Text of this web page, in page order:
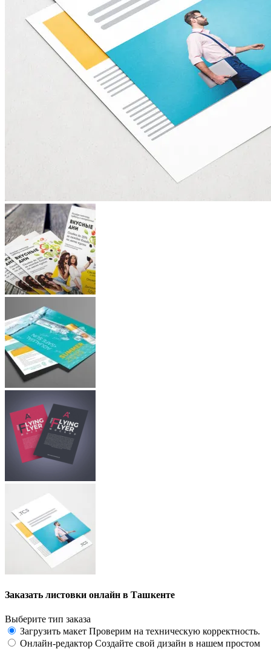
Заказать листовки онлайн в Ташкенте
Выберите тип заказа
Загрузить макет Проверим на техническую корректность.
Онлайн-редактор Создайте свой дизайн в нашем простом